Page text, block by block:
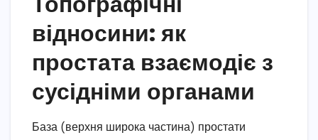
відносини: як
простата взаємодіє з
сусідніми органами
База (верхня широка частина) простати